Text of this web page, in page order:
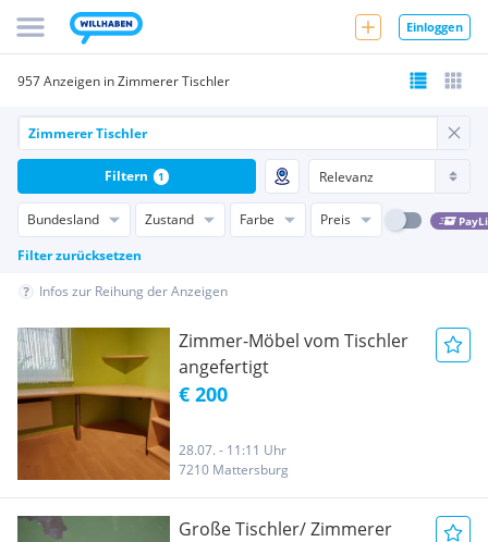
Einloggen
957 Anzeigen in Zimmerer Tischler
Bundesland Zustand Farbe Preis
Filter zurücksetzen
Filtern 1
Infos zur Reihung der Anzeigen
Zimmer-Möbel vom Tischler
angefertigt
€ 200
28.07. - 11:11 Uhr
7210 Mattersburg
Große Tischler/ Zimmerer